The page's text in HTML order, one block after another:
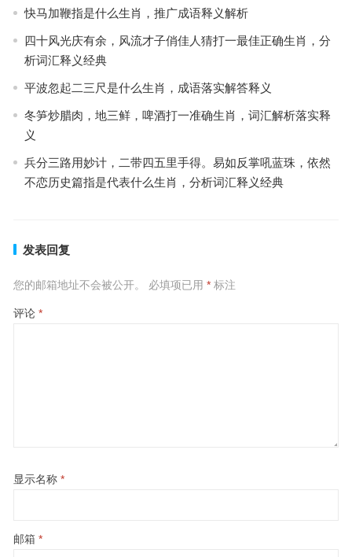
快马加鞭指是什么生肖，推广成语释义解析
四十风光庆有余，风流才子俏佳人猜打一最佳正确生肖，分
析词汇释义经典
平波忽起二三尺是什么生肖，成语落实解答释义
冬笋炒腊肉，地三鲜，啤酒打一准确生肖，词汇解析落实释
义
兵分三路用妙计，二带四五里手得。易如反掌吼蓝珠，依然
不恋历史篇指是代表什么生肖，分析词汇释义经典
发表回复
您的邮箱地址不会被公开。 必填项已用 *标注
评论 *
显示名称 *
邮箱 *